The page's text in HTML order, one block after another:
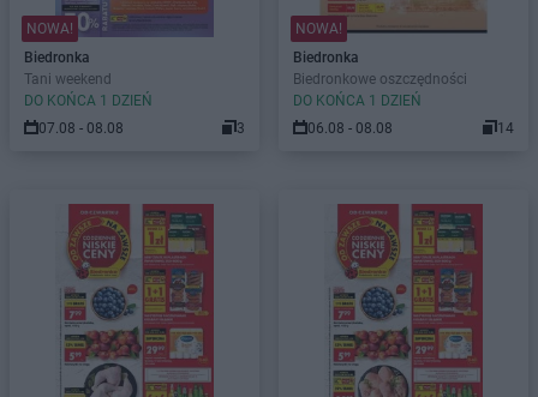
NOWA!
Biedronka
Tani weekend
DO KOŃCA 1 DZIEŃ
07.08 - 08.08
3
NOWA!
Biedronka
Biedronkowe oszczędności
DO KOŃCA 1 DZIEŃ
06.08 - 08.08
14